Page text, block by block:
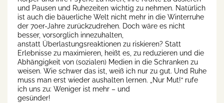
und Pausen und Ruhezeiten wichtig zu nehmen. Natürlich
ist auch die bäuerliche Welt nicht mehr in die Winterruhe
der 70er-Jahre zurückzudrehen. Doch wäre es nicht
besser, vorsorglich innezuhalten,
anstatt Überlastungsreaktionen zu riskieren? Statt
Erlebnisse zu maximieren, heißt es, zu reduzieren und die
Abhängigkeit von (sozialen) Medien in die Schranken zu
weisen. Wie schwer das ist, weiß ich nur zu gut. Und Ruhe
muss man erst wieder aushalten lernen. „Nur Mut!“ rufe
ich uns zu: Weniger ist mehr – und
gesünder!